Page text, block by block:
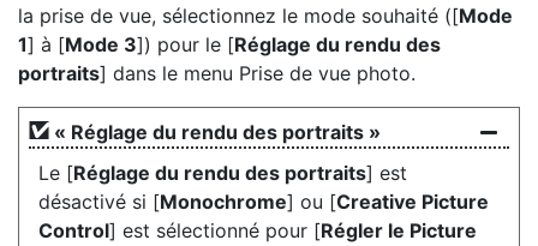
la prise de vue, sélectionnez le mode souhaité ([Mode
1] à [Mode 3]) pour le [Réglage du rendu des
portraits] dans le menu Prise de vue photo.
« Réglage du rendu des portraits »
Le [Réglage du rendu des portraits] est
désactivé si [Monochrome] ou [Creative Picture
Control] est sélectionné pour [Régler le Picture